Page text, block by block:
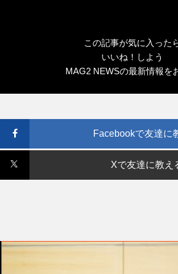
この記事が気に入った
いいね！しよう
MAG2 NEWSの最新情報を
Facebookで友達に
Xで友達に教え